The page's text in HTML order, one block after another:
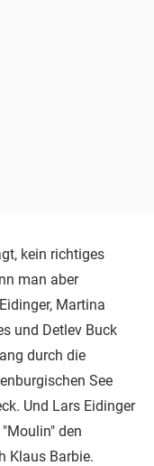
kein richtiges
man aber
Martina
und Detlev Buck
durch die
See
Und Lars Eidinger
den
Klaus Barbie.